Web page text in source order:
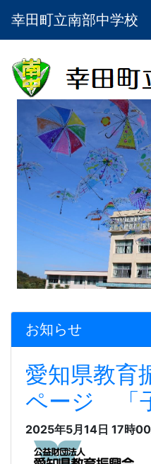
幸田町立南部中学校
お知らせ
愛知県教育
ページ 「
2025年5月14日 17時